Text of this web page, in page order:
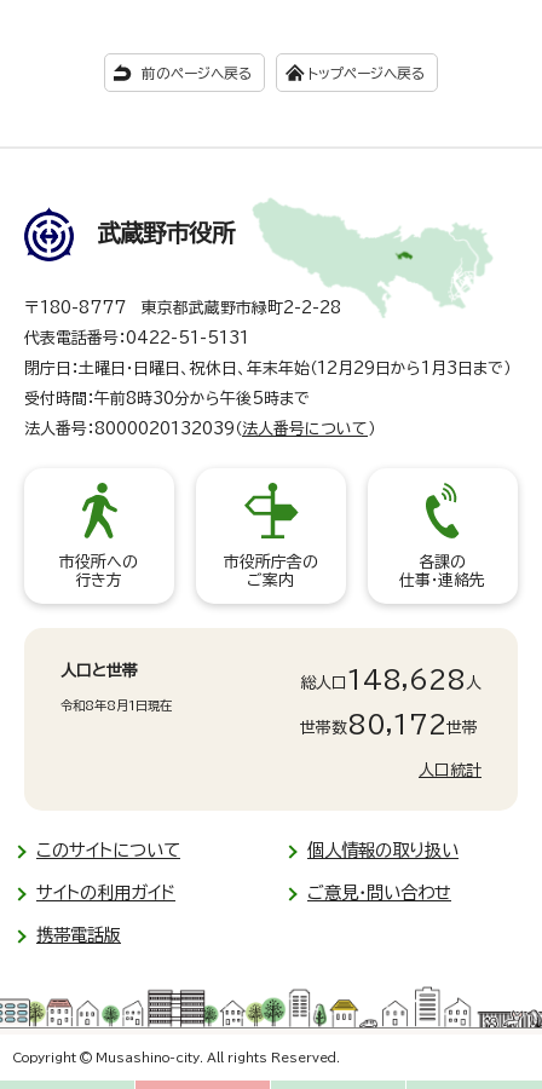
前のページへ戻る トップページへ戻る
武蔵野市役所
〒180-8777 東京都武蔵野市緑町2-2-28
代表電話番号：0422-51-5131
閉庁日：土曜日・日曜日、祝休日、年末年始（12月29日から1月3日まで）
受付時間：午前8時30分から午後5時まで
法人番号：8000020132039（ 法人番号について ）
市役所への
行き方
市役所庁舎の
ご案内
各課の
仕事・連絡先
人口と世帯
令和8年8月1日現在
総人口 148,628 人
世帯数80,172世帯
人口統計
このサイトについて 個人情報の取り扱い
サイトの利用ガイド ご意見・問い合わせ
携帯電話版
Copyright © Musashino-city. All rights Reserved.